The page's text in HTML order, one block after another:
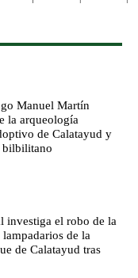
Manuel Martín
la arqueología
de Calatayud y
bilbilitano
investiga el robo de la
de la
de Calatayud tras